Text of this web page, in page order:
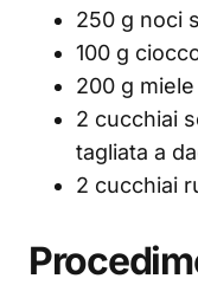
250 g noci
100 g
200 g miele
2 cucchiai
tagliata a
2 cucchiai